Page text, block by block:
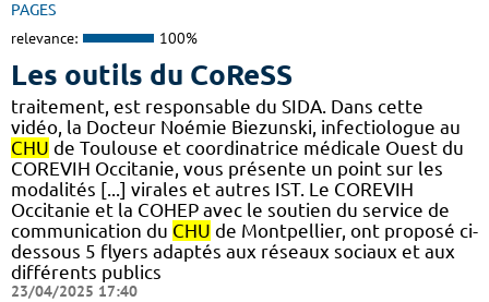
PAGES
relevance: 100%
Les outils du CoReSS
traitement, est responsable du SIDA. Dans cette
vidéo, la Docteur Noémie Biezunski, infectiologue au
CHU de Toulouse et coordinatrice médicale Ouest du
COREVIH Occitanie, vous présente un point sur les
modalités [...] virales et autres IST. Le COREVIH
Occitanie et la COHEP avec le soutien du service de
communication du CHU de Montpellier, ont proposé ci-
dessous 5 flyers adaptés aux réseaux sociaux et aux
différents publics
23/04/2025 17:40